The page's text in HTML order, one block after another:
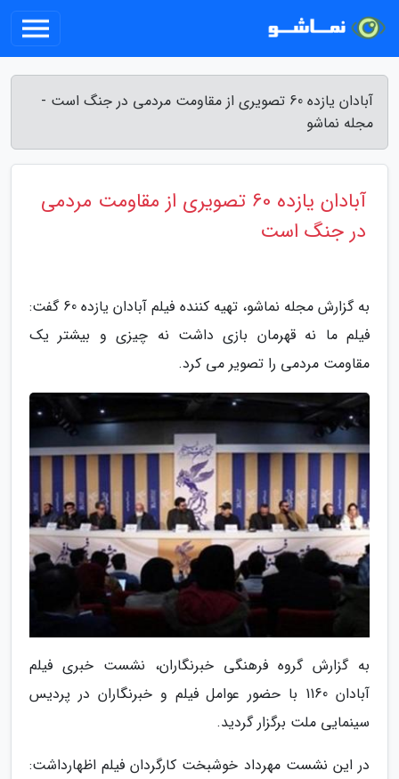
آبادان یازده 60 تصویری از مقاومت مردمی در جنگ است -
مجله نماشو
آبادان یازده 60 تصویری از مقاومت مردمی
در جنگ است
به گزارش مجله نماشو، تهیه کننده فیلم آبادان یازده 60 گفت:
فیلم ما نه قهرمان بازی داشت نه چیزی و بیشتر یک
مقاومت مردمی را تصویر می کرد.
به گزارش گروه فرهنگی خبرنگاران، نشست خبری فیلم
آبادان 1160 با حضور عوامل فیلم و خبرنگاران در پردیس
سینمایی ملت برگزار گردید.
در این نشست مهرداد خوشبخت کارگردان فیلم اظهارداشت: